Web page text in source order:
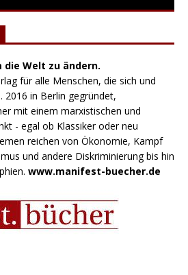
die Welt zu ändern.
für alle Menschen, die sich und
2016 in Berlin gegründet,
mit einem marxistischen und
- egal ob Klassiker oder neu
reichen von Ökonomie, Kampf
und andere Diskriminierung bis hin
www.manifest-buecher.de